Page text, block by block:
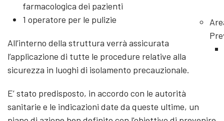
farmacologica dei pazienti
1 operatore per le pulizie
All’interno della struttura verrà assicurata
l’applicazione di tutte le procedure relative alla
sicurezza in luoghi di isolamento precauzionale.
E’ stato predisposto, in accordo con le autorità
sanitarie e le indicazioni date da queste ultime, un